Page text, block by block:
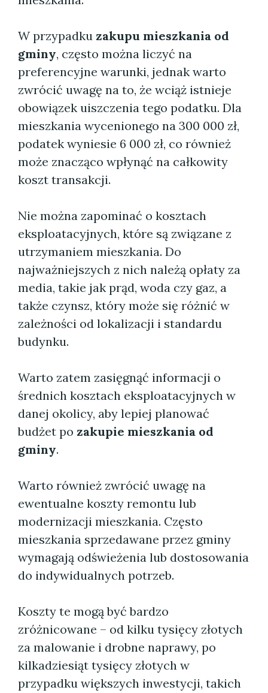
W przypadku zakupu mieszkania od
gminy, często można liczyć na
preferencyjne warunki, jednak warto
zwrócić uwagę na to, że wciąż istnieje
obowiązek uiszczenia tego podatku. Dla
mieszkania wycenionego na 300 000 zł,
podatek wyniesie 6 000 zł, co również
może znacząco wpłynąć na całkowity
koszt transakcji.
Nie można zapominać o kosztach
eksploatacyjnych, które są związane z
utrzymaniem mieszkania. Do
najważniejszych z nich należą opłaty za
media, takie jak prąd, woda czy gaz, a
także czynsz, który może się różnić w
zależności od lokalizacji i standardu
budynku.
Warto zatem zasięgnąć informacji o
średnich kosztach eksploatacyjnych w
danej okolicy, aby lepiej planować
budżet po zakupie mieszkania od
gminy.
Warto również zwrócić uwagę na
ewentualne koszty remontu lub
modernizacji mieszkania. Często
mieszkania sprzedawane przez gminy
wymagają odświeżenia lub dostosowania
do indywidualnych potrzeb.
Koszty te mogą być bardzo
zróżnicowane – od kilku tysięcy złotych
za malowanie i drobne naprawy, po
kilkadziesiąt tysięcy złotych w
przypadku większych inwestycji, takich